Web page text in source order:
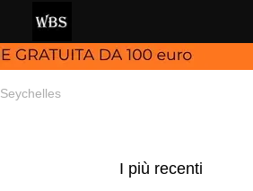
Seychelles
I più recenti